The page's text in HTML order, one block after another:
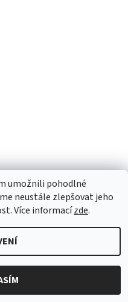
vyhrazenaUpravit nastavení
umožnili pohodlné
neustále zlepšovat jeho
Více informacízde.